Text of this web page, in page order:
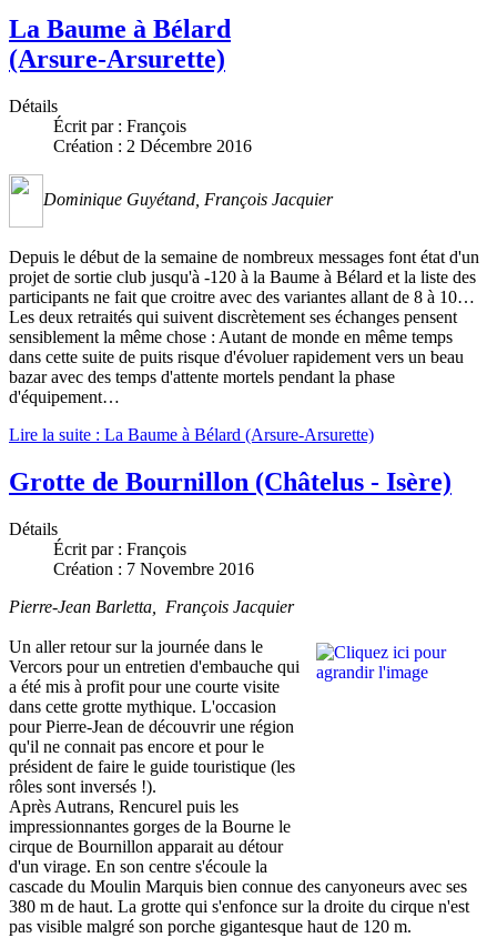
La Baume à Bélard
(Arsure-Arsurette)
Détails
Écrit par : François
Création : 2 Décembre 2016
Dominique Guyétand, François Jacquier
Depuis le début de la semaine de nombreux messages font état d'un
projet de sortie club jusqu'à -120 à la Baume à Bélard et la liste des
participants ne fait que croitre avec des variantes allant de 8 à 10…
Les deux retraités qui suivent discrètement ses échanges pensent
sensiblement la même chose : Autant de monde en même temps
dans cette suite de puits risque d'évoluer rapidement vers un beau
bazar avec des temps d'attente mortels pendant la phase
d'équipement…
Lire la suite : La Baume à Bélard (Arsure-Arsurette)
Grotte de Bournillon (Châtelus - Isère)
Détails
Écrit par : François
Création : 7 Novembre 2016
Pierre-Jean Barletta, François Jacquier
Un aller retour sur la journée dans le
Vercors pour un entretien d'embauche qui
a été mis à profit pour une courte visite
dans cette grotte mythique. L'occasion
pour Pierre-Jean de découvrir une région
qu'il ne connait pas encore et pour le
président de faire le guide touristique (les
rôles sont inversés !).
Après Autrans, Rencurel puis les
impressionnantes gorges de la Bourne le
cirque de Bournillon apparait au détour
d'un virage. En son centre s'écoule la
cascade du Moulin Marquis bien connue des canyoneurs avec ses
380 m de haut. La grotte qui s'enfonce sur la droite du cirque n'est
pas visible malgré son porche gigantesque haut de 120 m.